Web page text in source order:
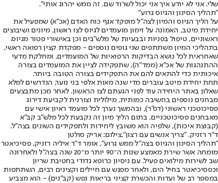
שלי. אני לא יודע איך אני יכול לשרוד שם. זה ממש יהרוג אותי".
"תהליך הסינון והגיוס גרוע"
על הליך הגיוס והמיון לצה"ל מופקד אגף כוח האדם (אכ"א) שמפעיל את
יחידת מיטב, האמונה על זימון מועמדים לגיוס לצו ראשון, מיונים ושיבוצים
ראשוניים, טיפול בפניות ובבעיות של מלש"בים וכן באישורי פטור מגיוס.
בתהליכי המיון משתתפים שני גופים נוספים - מפקדת קצין רפואה ראשי,
שאחראית לכל נושא הבדיקות הרפואיות של המועמדים, ומחלקת מדעי
ההתנהגות של אכ"א (ממד"ה), שתפקידה לציין את המועמדים בצורה
איכותית כדי להתאים להם את התפקידים בצורה הטובה ביותר.
תחת יחידת מיטב עוברים מדי שנה מאות אלפי בני נוער, הנדרשים למלא
שאלון באתר היחידה עוד לפני הגעתם לצו הראשון. לאחר מכן מתבצעים
מבחנים נוספים בחשיבה כמותית, מילולית וצורנית לקביעת דירוג
פסיכוטכני ראשוני (דפ"ר), ובהמשך נערך לכל מועמד ראיון אישי עם
מאבחנים פסיכוטכניים. בתום הליך מיון זה נקבעת לכל מלש"ב קב"א
(קבוצת איכות), שלפיה הוא משובץ ליחידות ולתפקידים השונים בצה"ל.
ד"ר רזניק. "צריך אנשים עם רצון",צילום: אריק סולטן
"תהליך הסינון והגיוס בצה"ל ממש גרוע", אומר ד"ר איליה רזניק, פסיכיאטר
מומחה אשר שירת מאמצע שנות ה־90 יותר מ־20 שנה בצה"ל ולאחרונה
שב לשירות מילואים פעיל. עם ניסיון כרופא גדודי בחטיבת שריון
וכפסיכיאטר בחיל הים, ולאחר מפגש עם חיילים וקצינים רבים, השתתפות
במספר רב של ועדות והכשרת קציני בריאות נפש (קב"נים) - הוא מצביע